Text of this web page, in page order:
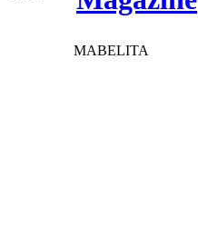
MABELITA